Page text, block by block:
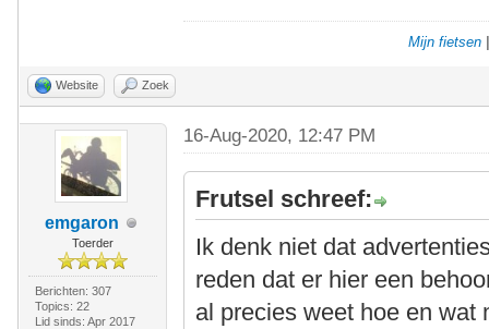
Mijn fietsen
Website Zoek
emgaron
Toerder
Berichten: 307
Topics: 22
Lid sinds: Apr 2017
16-Aug-2020, 12:47 PM
Frutsel schreef:
Ik denk niet dat
reden dat er hier een
al precies weet hoe en wat